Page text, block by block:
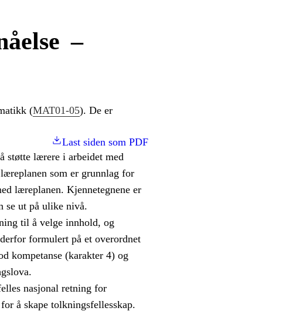
–
(MAT01-05). De er
Last siden som PDF
støtte lærere i arbeidet med
som er grunnlag for
læreplanen. Kjennetegnene er
se ut på ulike nivå.
til å velge innhold, og
formulert på et overordnet
kompetanse (karakter 4) og
nasjonal retning for
å skape tolkningsfellesskap.